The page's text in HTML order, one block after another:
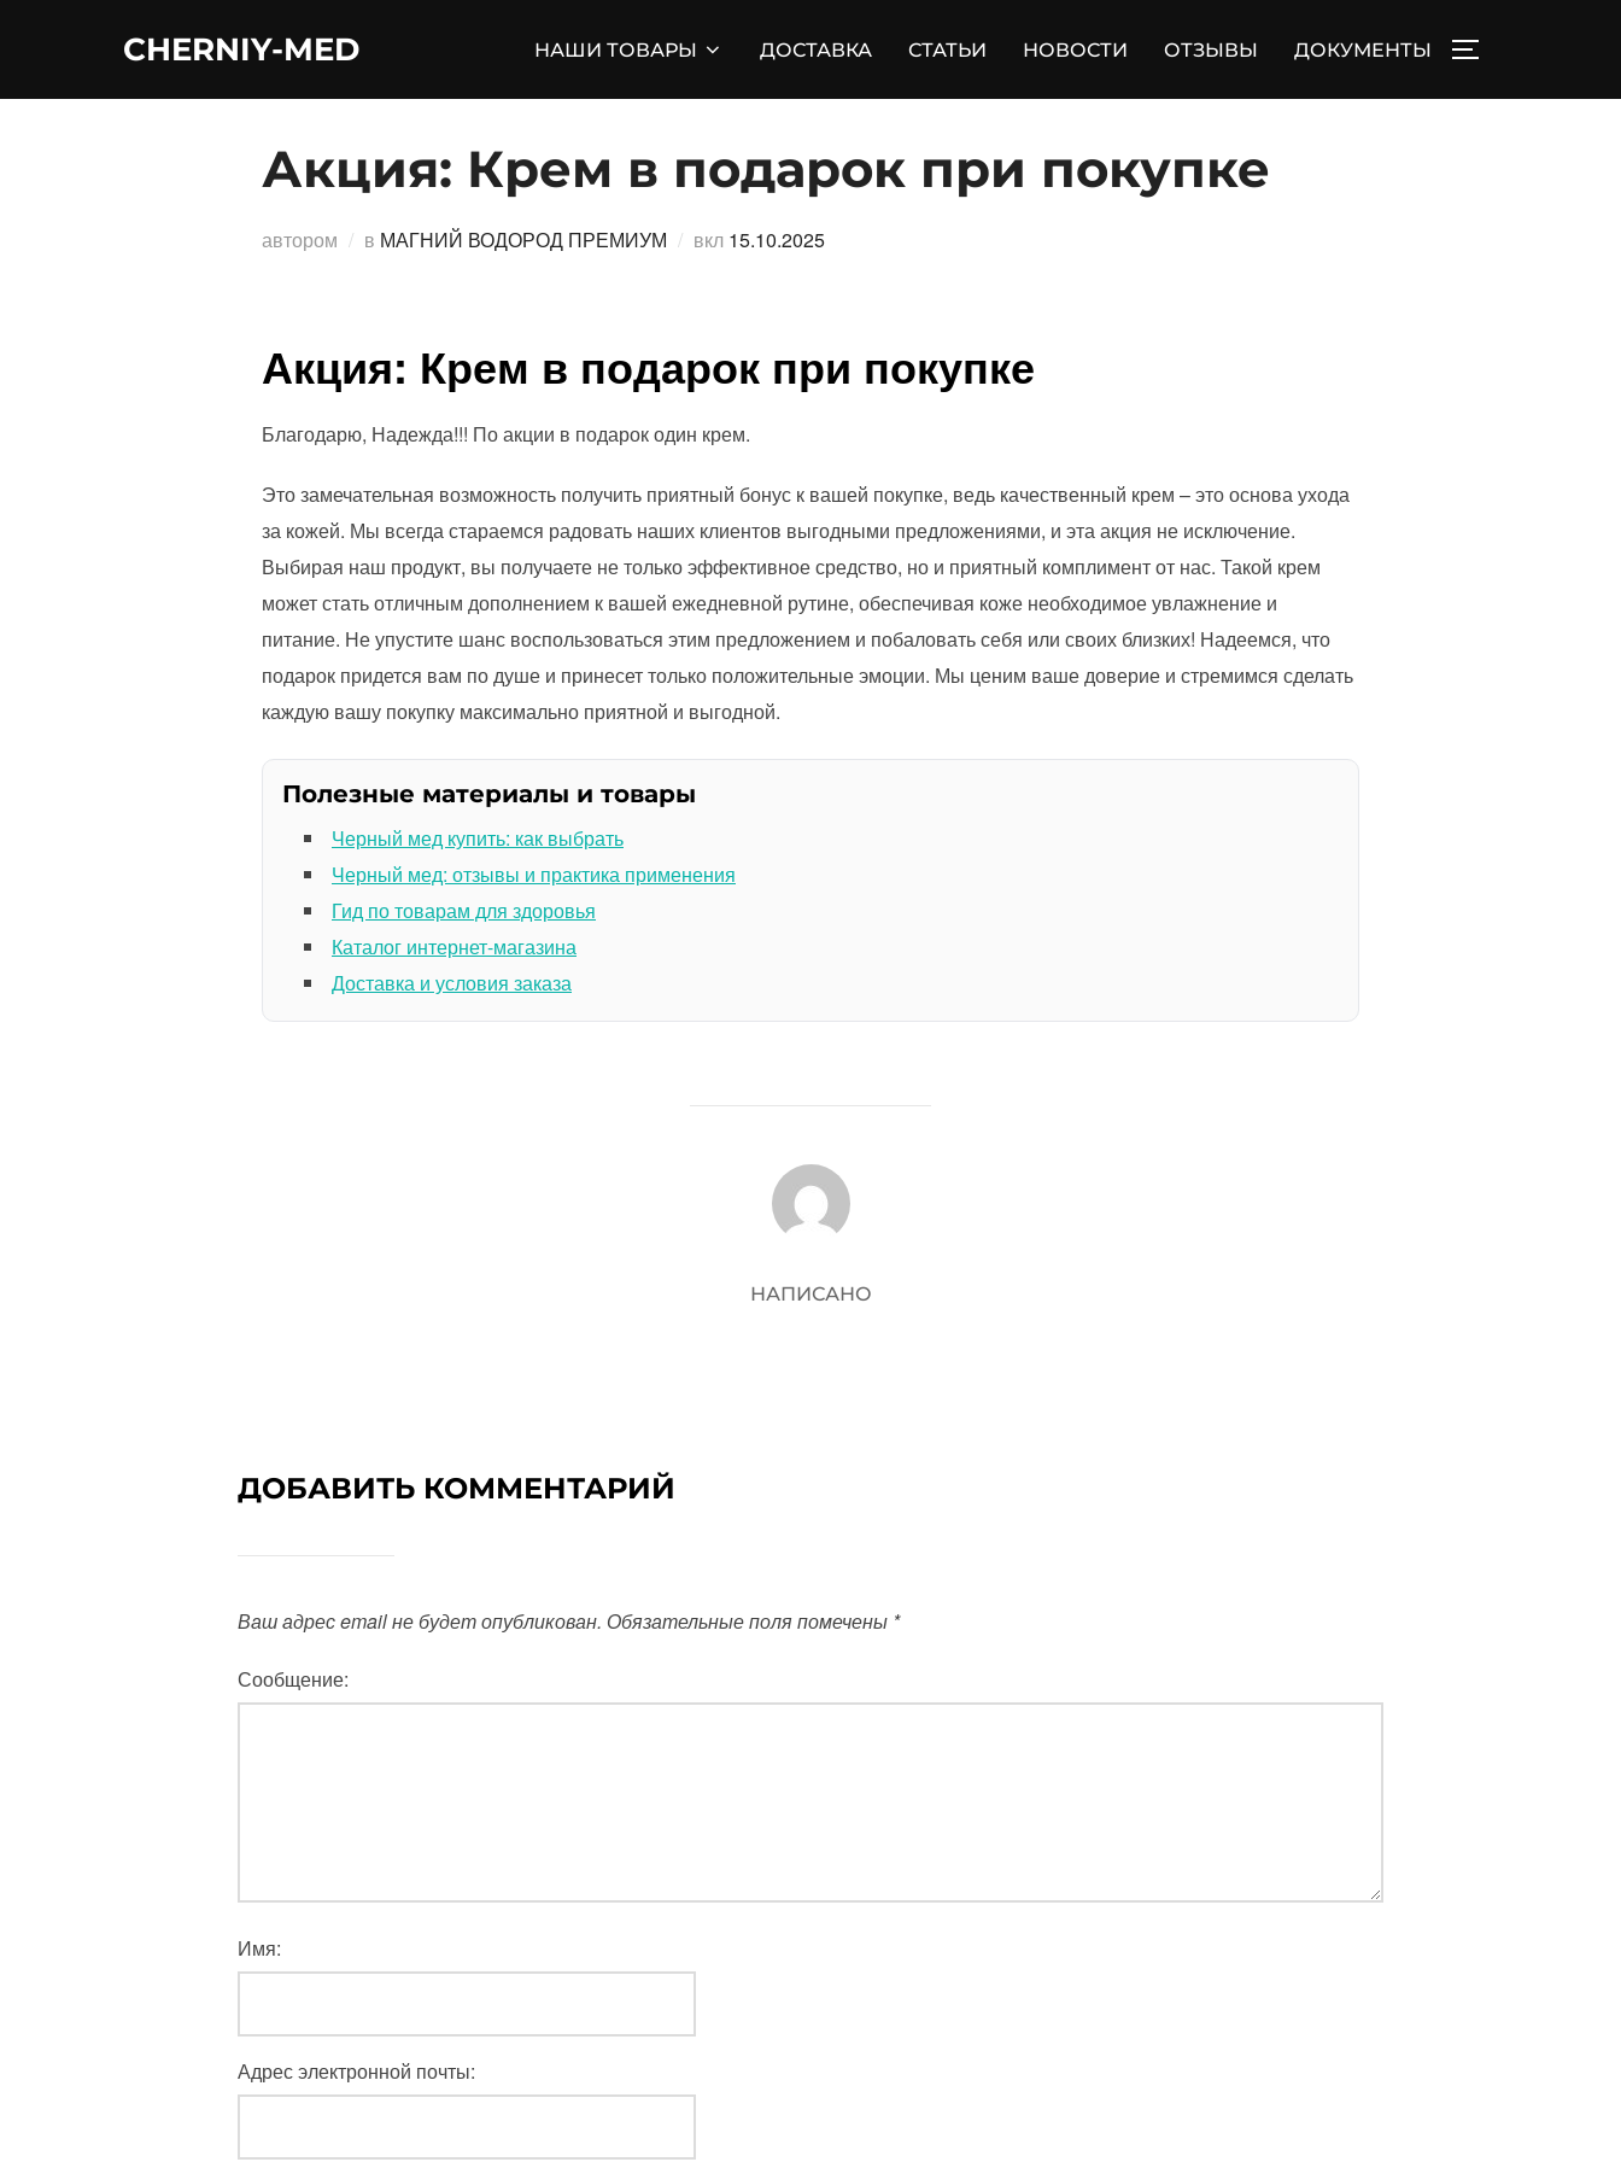
CHERNIY-MED НАШИ ТОВАРЫ ДОСТАВКА СТАТЬИ НОВОСТИ ОТЗЫВЫ ДОКУМЕНТЫ
Акция: Крем в подарок при покупке
автором в МАГНИЙ ВОДОРОД ПРЕМИУМ вкл Опубликовано
15.10.2025
Акция: Крем в подарок при покупке
Благодарю, Надежда!!! По акции в подарок один крем.
Это замечательная возможность получить приятный бонус к вашей покупке, ведь качественный крем – это основа ухода
за кожей. Мы всегда стараемся радовать наших клиентов выгодными предложениями, и эта акция не исключение.
Выбирая наш продукт, вы получаете не только эффективное средство, но и приятный комплимент от нас. Такой крем
может стать отличным дополнением к вашей ежедневной рутине, обеспечивая коже необходимое увлажнение и
питание. Не упустите шанс воспользоваться этим предложением и побаловать себя или своих близких! Надеемся, что
подарок придется вам по душе и принесет только положительные эмоции. Мы ценим ваше доверие и стремимся сделать
каждую вашу покупку максимально приятной и выгодной.
Полезные материалы и товары
Черный мед купить: как выбрать
Черный мед: отзывы и практика применения
Гид по товарам для здоровья
Каталог интернет-магазина
Доставка и условия заказа
АВТОР ЗАПИСИ
НАПИСАНО
ДОБАВИТЬ КОММЕНТАРИЙ
Ваш адрес email не будет опубликован. Обязательные поля помечены *
Сообщение:
Имя:
Адрес электронной почты: